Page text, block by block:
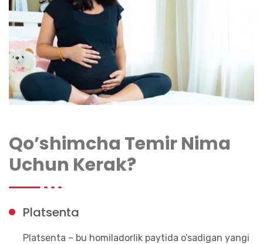
Qo’shimcha Temir Nima
Uchun Kerak?
Platsenta
Platsenta – bu homiladorlik paytida o’sadigan yangi